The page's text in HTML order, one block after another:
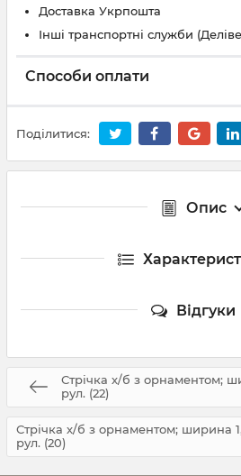
Доставка Укрпошта
Інші транспортні служби
Способи оплати
Поділитися:
Опис
Відгуки
Стрічка х/б з орнаментом;
рул. (22)
Стрічка х/б з орнаментом; ширина
рул. (20)